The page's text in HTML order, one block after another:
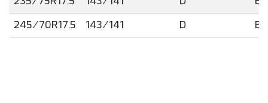
245/70R17.5 143/141 D B